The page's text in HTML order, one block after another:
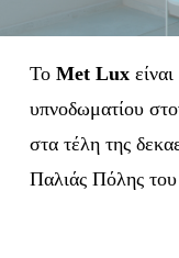
Το Met Lux
υπνοδωματίου
στα τέλη της
Παλιάς Πόλης